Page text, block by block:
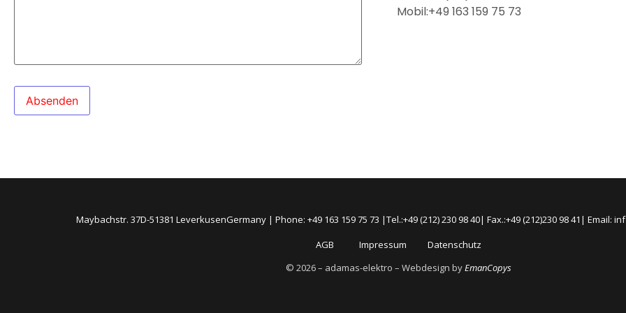
Absenden
Mobil:+49 163 159 75 73
Maybachstr. 37D-51381 LeverkusenGermany | Phone: +49 163 159 75 73 |Tel.:+49 (212) 230 98 40| Fax.:+49 (212)230 98 41| Email:
AGB Impressum
Datenschutz
© 2026 – adamas-elektro – Webdesign byEmanCopys